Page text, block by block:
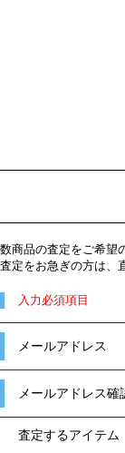
数商品の査定をご希望
査定をお急ぎの方は、
入力必須項目
メールアドレス
メールアドレス確
査定するアイテム